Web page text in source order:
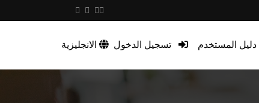
دليل المستخدم تسجيل الدخول الانجليزية